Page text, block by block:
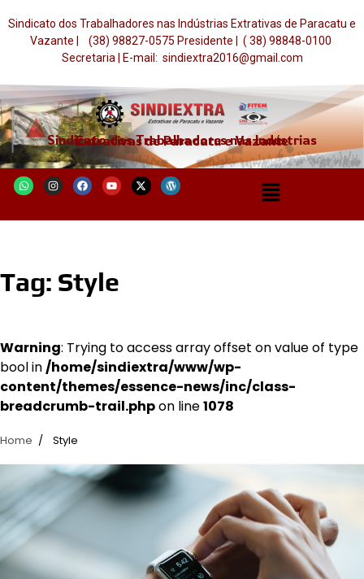
Sindicato dos Trabalhadores nas Indústrias Extrativas de Paracatu e
Vazante | (38) 98827-0575 Presidente | ( 38) 98848-0100
Secretaria | E-mail: sindiextra2016@gmail.com
Sindicato dos Trabalhadores nas Indústrias Extrativas de Paracatu e Vazante
Tag: Style
Warning: Trying to access array offset on value of type
bool in/home/sindiextra/www/wp-
content/themes/essence-news/inc/class-
breadcrumb-trail.phpon line1078
Home Style